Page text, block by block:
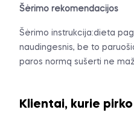
Šėrimo rekomendacijos
Šėrimo instrukcija:dieta
naudingesnis, be to
paros normą sušerti ne
Klientai, kurie